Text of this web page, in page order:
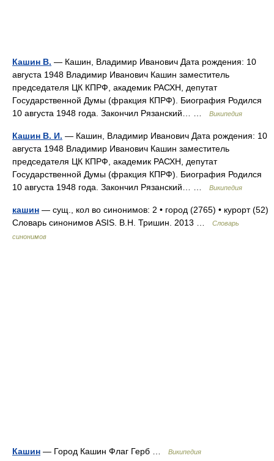
Кашин В. — Кашин, Владимир Иванович Дата рождения: 10
августа 1948 Владимир Иванович Кашин заместитель
председателя ЦК КПРФ, академик РАСХН, депутат
Государственной Думы (фракция КПРФ). Биография Родился
10 августа 1948 года. Закончил Рязанский… …
Википедия
Кашин В. И. — Кашин, Владимир Иванович Дата рождения: 10
августа 1948 Владимир Иванович Кашин заместитель
председателя ЦК КПРФ, академик РАСХН, депутат
Государственной Думы (фракция КПРФ). Биография Родился
10 августа 1948 года. Закончил Рязанский… …
Википедия
кашин — сущ., кол во синонимов: 2 • город (2765) • курорт (52)
Словарь синонимов ASIS. В.Н. Тришин. 2013 …
Словарь
синонимов
Кашин — Город Кашин Флаг Герб … Википедия